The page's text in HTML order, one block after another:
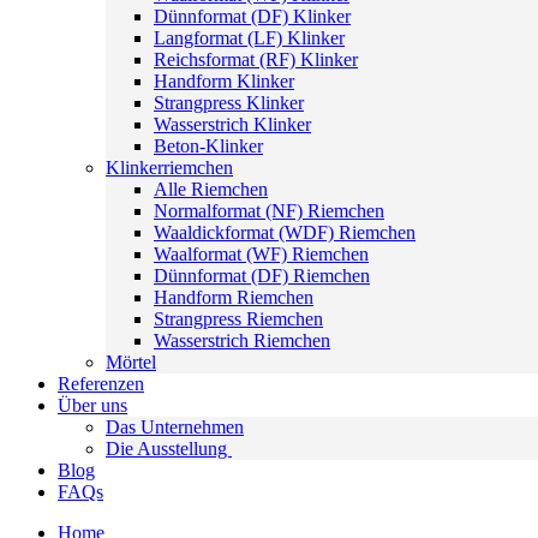
Dünnformat (DF) Klinker
Langformat (LF) Klinker
Reichsformat (RF) Klinker
Handform Klinker
Strangpress Klinker
Wasserstrich Klinker
Beton-Klinker
Klinkerriemchen
Alle Riemchen
Normalformat (NF) Riemchen
Waaldickformat (WDF) Riemchen
Waalformat (WF) Riemchen
Dünnformat (DF) Riemchen
Handform Riemchen
Strangpress Riemchen
Wasserstrich Riemchen
Mörtel
Referenzen
Über uns
Das Unternehmen
Die Ausstellung
Blog
FAQs
Home